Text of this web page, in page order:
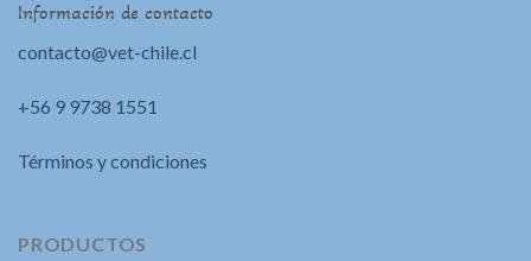
Información de contacto
contacto@vet-chile.cl
+56 9 9738 1551
Términos y condiciones
PRODUCTOS